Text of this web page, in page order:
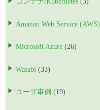
Amazon Web Service (AWS)
Microsoft Azure (26)
Wasabi (33)
ユーザ事例 (19)